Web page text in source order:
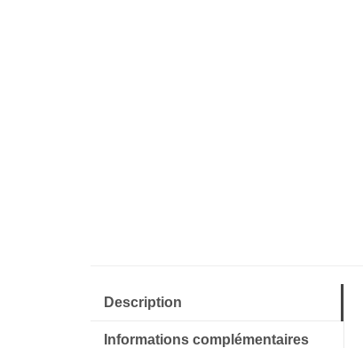
Description
Informations complémentaires